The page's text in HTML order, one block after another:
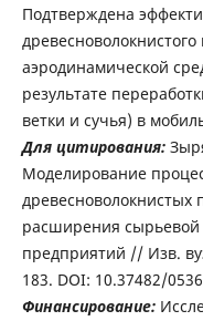
Подтверждена
аэродинамической
результате
ветки и сучья) в
Для цитирования:
Моделирование
древесноволокнистых
расширения
предприятий // Изв.
183. DOI: 10.37482/
Финансирование: